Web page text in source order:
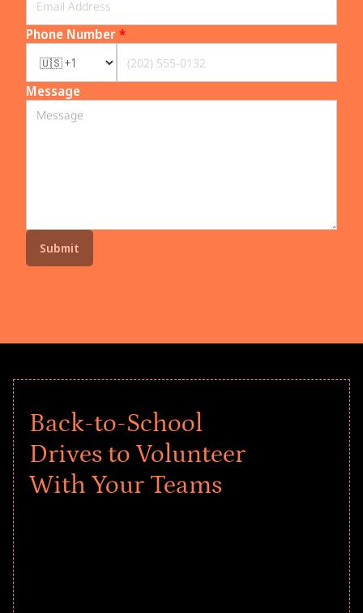
Phone Number*
Message
Back-to-School
Drives to Volunteer
With Your Teams